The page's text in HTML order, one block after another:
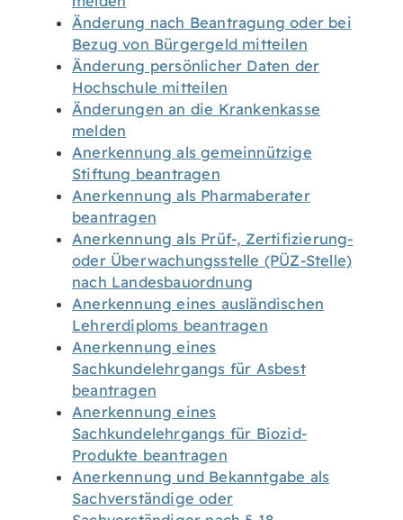
Änderung nach Beantragung oder bei
Bezug von Bürgergeld mitteilen
Änderung persönlicher Daten der
Hochschule mitteilen
Änderungen an die Krankenkasse
melden
Anerkennung als gemeinnützige
Stiftung beantragen
Anerkennung als Pharmaberater
beantragen
Anerkennung als Prüf-, Zertifizierung-
oder Überwachungsstelle (PÜZ-Stelle)
nach Landesbauordnung
Anerkennung eines ausländischen
Lehrerdiploms beantragen
Anerkennung eines
Sachkundelehrgangs für Asbest
beantragen
Anerkennung eines
Sachkundelehrgangs für Biozid-
Produkte beantragen
Anerkennung und Bekanntgabe als
Sachverständige oder